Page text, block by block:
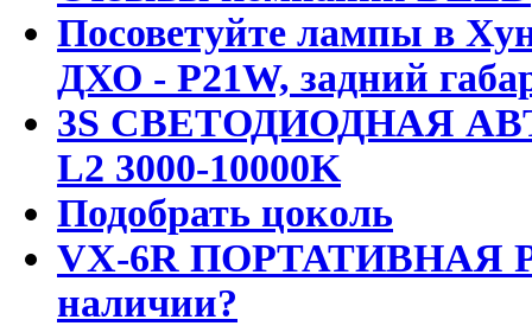
Посоветуйте лампы в
ДХО - P21W, задний
3S СВЕТОДИОДНАЯ
L2 3000-10000K
Подобрать цоколь
VX-6R ПОРТАТИВНАЯ
наличии?